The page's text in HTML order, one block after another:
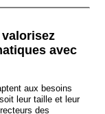
avec
aux besoins
leur taille et leur
des